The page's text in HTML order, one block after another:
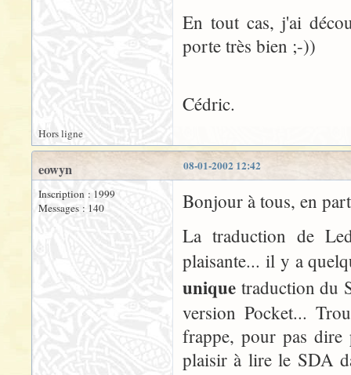
En tout cas, j'ai
porte très bien ;-))
Cédric.
Hors ligne
08-01-2002 12:42
eowyn
Inscription : 1999
Messages : 140
Bonjour à tous, en
La traduction de
plaisante... il y a
unique traduction du
version Pocket...
frappe, pour pas dire
plaisir à lire le SDA